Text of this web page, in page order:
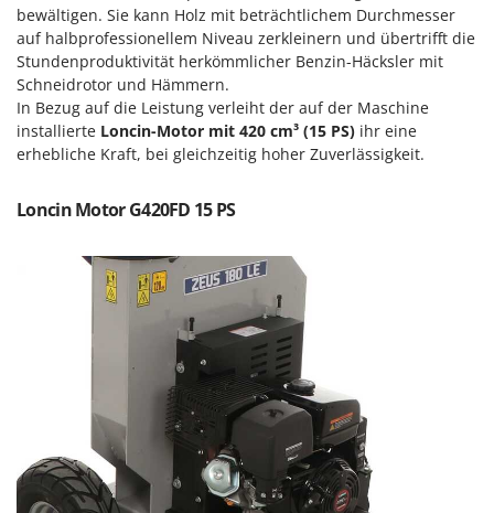
P
Palettengabeln für Traktoren
Pelletpressen
Pflüge für Traktor
Planierschilder für Traktoren
Poolroboter
Pools
Poolstaubsauger
Rasenmäher
Rasensodenschneider
Rasentraktoren Aufsitzmäher
Rasentrimmer - Kantenschneider
Rasentrimmer - Motorsensen - Freischneider
Fontana Forni
Forest Master
Francini
G
G3 Ferrari
Garofalo
GeoTech Pro
Gierre
Ginko - MGM
Girmi
Goodyear
GRAEF
Gre
bewältigen. Sie kann Holz mit beträchtlichem Durchmesser
auf halbprofessionellem Niveau zerkleinern und übertrifft die
Stundenproduktivität herkömmlicher Benzin-Häcksler mit
Schneidrotor und Hämmern.
In Bezug auf die Leistung verleiht der auf der Maschine
installierte Loncin-Motor mit 420 cm³ (15 PS) ihr eine
erhebliche Kraft, bei gleichzeitig hoher Zuverlässigkeit.
Loncin Motor G420FD 15 PS